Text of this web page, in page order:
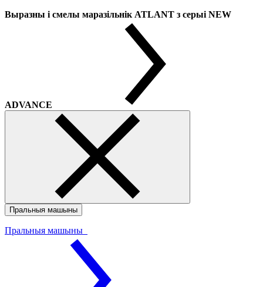
Выразны і смелы маразільнік ATLANT з серыі NEW
ADVANCE
Пральныя машыны
Пральныя машыны